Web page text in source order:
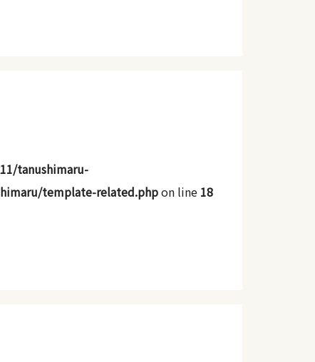
tanushimaru-
template-related.phpon line 18